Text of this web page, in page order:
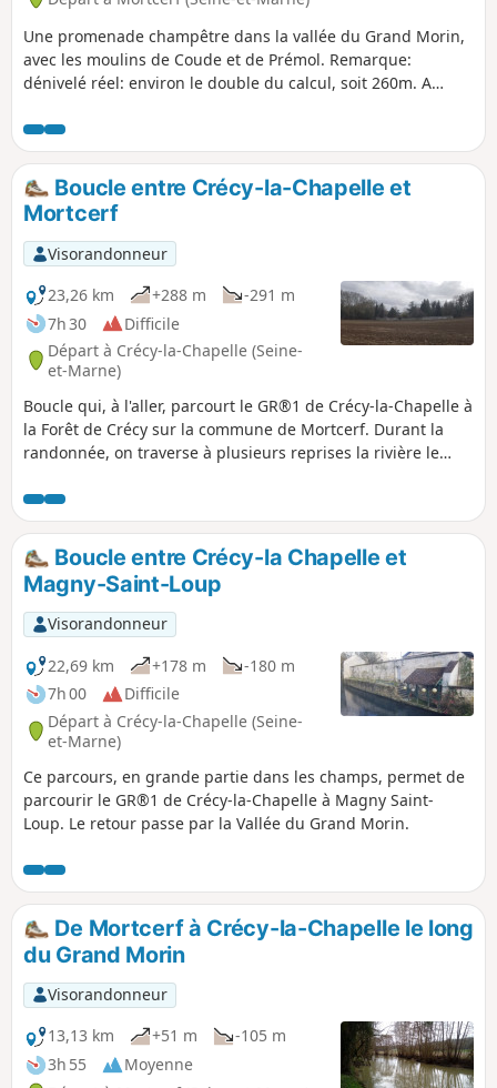
Une promenade champêtre dans la vallée du Grand Morin,
avec les moulins de Coude et de Prémol. Remarque:
dénivelé réel: environ le double du calcul, soit 260m. A
Moulin de Prémol suite à la suppression de la passerelle
sur la voie ferrée.
Boucle entre Crécy-la-Chapelle et
Mortcerf
Visorandonneur
23,26 km
+288 m
-291 m
7h 30
Difficile
Départ à Crécy-la-Chapelle (Seine-
et-Marne)
Boucle qui, à l'aller, parcourt le GR®1 de Crécy-la-Chapelle à
la Forêt de Crécy sur la commune de Mortcerf. Durant la
randonnée, on traverse à plusieurs reprises la rivière le
Boucle entre Crécy-la Chapelle et
Magny-Saint-Loup
Visorandonneur
22,69 km
+178 m
-180 m
7h 00
Difficile
Départ à Crécy-la-Chapelle (Seine-
et-Marne)
Ce parcours, en grande partie dans les champs, permet de
parcourir le GR®1 de Crécy-la-Chapelle à Magny Saint-
Loup. Le retour passe par la Vallée du Grand Morin.
De Mortcerf à Crécy-la-Chapelle le long
du Grand Morin
Visorandonneur
13,13 km
+51 m
-105 m
3h 55
Moyenne